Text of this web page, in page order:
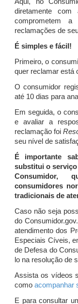
Aqui, no
diretamente
comprometem
reclamações de
É simples e fácil!
Primeiro, o
quer reclamar está
O consumidor
até 10 dias para
Em seguida, o
e avaliar a
reclamação foi
seu nível de
É importante
substitui o serviço
Consumidor,
consumidores
tradicionais de
Caso não seja
do
atendimento dos
Especiais Cíveis,
de Defesa do
lo na resolução de
Assista os vídeos
como acompanhar
E para consultar